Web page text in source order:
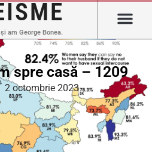
am George Bonea.
spre casă – 1209
2 octombrie 2023